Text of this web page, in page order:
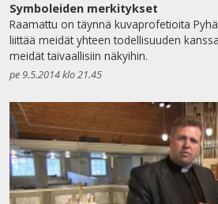
Symboleiden merkitykset
Raamattu on täynnä kuvaprofetioita
liittää meidät yhteen todellisuuden
meidät taivaallisiin näkyihin.
pe 9.5.2014 klo 21.45